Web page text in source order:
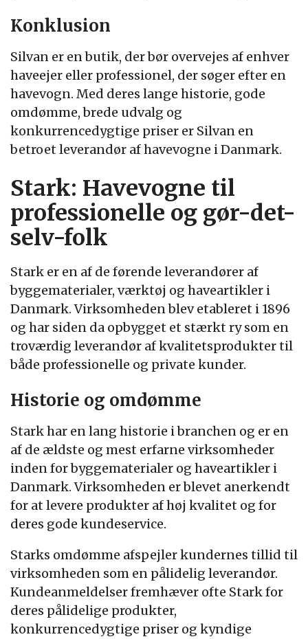
Konklusion
Silvan er en butik, der bør overvejes af enhver
haveejer eller professionel, der søger efter en
havevogn. Med deres lange historie, gode
omdømme, brede udvalg og
konkurrencedygtige priser er Silvan en
betroet leverandør af havevogne i Danmark.
Stark: Havevogne til
professionelle og gør-det-
selv-folk
Stark er en af de førende leverandører af
byggematerialer, værktøj og haveartikler i
Danmark. Virksomheden blev etableret i 1896
og har siden da opbygget et stærkt ry som en
troværdig leverandør af kvalitetsprodukter til
både professionelle og private kunder.
Historie og omdømme
Stark har en lang historie i branchen og er en
af de ældste og mest erfarne virksomheder
inden for byggematerialer og haveartikler i
Danmark. Virksomheden er blevet anerkendt
for at levere produkter af høj kvalitet og for
deres gode kundeservice.
Starks omdømme afspejler kundernes tillid til
virksomheden som en pålidelig leverandør.
Kundeanmeldelser fremhæver ofte Stark for
deres pålidelige produkter,
konkurrencedygtige priser og kyndige